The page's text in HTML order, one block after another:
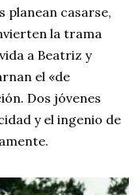
planean casarse,
la trama
a Beatriz y
el «de
Dos jóvenes
y el ingenio de